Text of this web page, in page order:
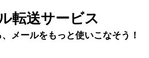
転送サービス
メールをもっと使いこなそう！